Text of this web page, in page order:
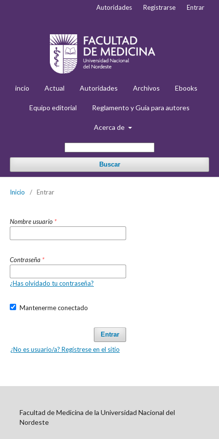
incio Actual Autoridades Archivos Ebooks
Equipo editorial Reglamento y Guía para autores
Acerca de
Buscar
Autoridades Registrarse Entrar
Inicio / Entrar
Nombre usuario *
Contraseña *
¿Has olvidado tu contraseña?
Mantenerme conectado
Entrar
¿No es usuario/a? Regístrese en el sitio
Facultad de Medicina de la Universidad Nacional del
Nordeste